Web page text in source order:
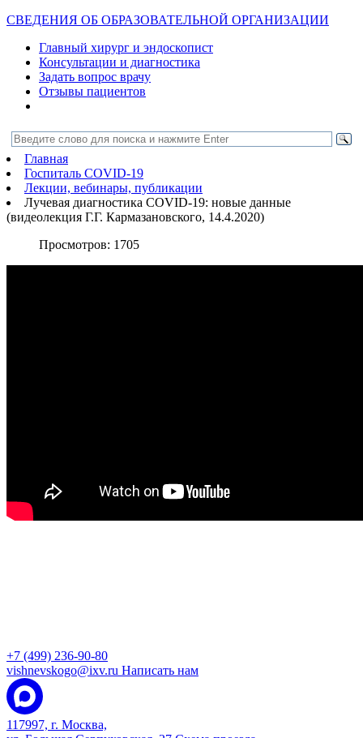
СВЕДЕНИЯ ОБ ОБРАЗОВАТЕЛЬНОЙ ОРГАНИЗАЦИИ
Главный хирург и эндоскопист
Консультации и диагностика
Задать вопрос врачу
Отзывы пациентов
Главная
Госпиталь COVID-19
Лекции, вебинары, публикации
Лучевая диагностика COVID-19: новые данные
(видеолекция Г.Г. Кармазановского, 14.4.2020)
Просмотров: 1705
+7 (499) 236-90-80
vishnevskogo@ixv.ru Написать нам
117997, г. Москва,